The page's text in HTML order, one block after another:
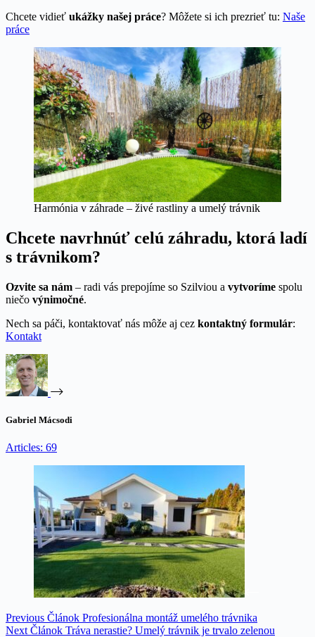
Chcete vidieť ukážky našej práce? Môžete si ich prezrieť tu: Naše
práce
Harmónia v záhrade – živé rastliny a umelý trávnik
Chcete navrhnúť celú záhradu, ktorá ladí
s trávnikom?
Ozvite sa nám – radi vás prepojíme so Szilviou a vytvoríme spolu
niečo výnimočné.
Nech sa páči, kontaktovať nás môže aj cez kontaktný formulár:
Kontakt
Gabriel Mácsodi
Articles: 69
Previous Článok Profesionálna montáž umelého trávnika
Next Článok Tráva nerastie? Umelý trávnik je trvalo zelenou